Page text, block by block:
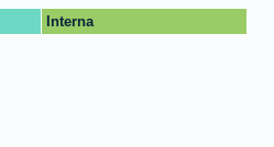
Interna